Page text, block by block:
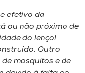
efetivo da
ou não próximo de
do lençol
Outro
mosquitos e de